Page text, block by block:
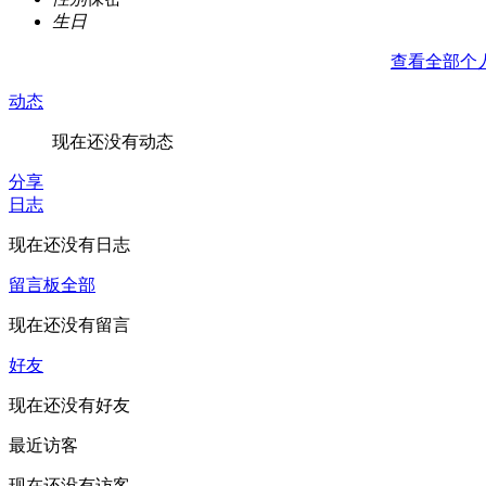
生日
查看全部个
动态
现在还没有动态
分享
日志
现在还没有日志
留言板全部
现在还没有留言
好友
现在还没有好友
最近访客